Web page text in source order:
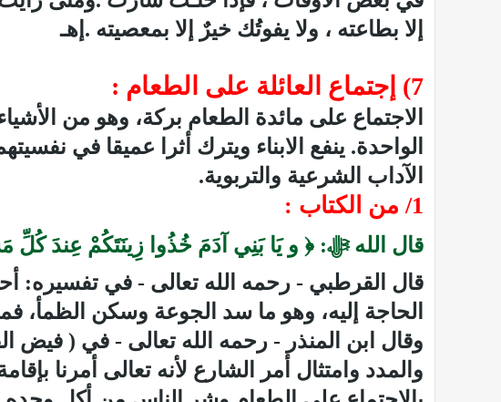
إلا بطاعته ، ولا يفوتُك خيرٌ إلا بمعصيته .إهـ
7) إجتماع العائلة على الطعام :
الاجتماع على مائدة الطعام بركة، وهو من
الواحدة. ينفع الابناء ويترك أثرا عميقا في
الآداب الشرعية والتربوية.
1/ من الكتاب :
قال الله ﷻ: ﴿ و يَا بَنِي آدَمَ خُذُوا زِينَتَكُمْ عِندَ كُلِّ
قال القرطبي - رحمه الله تعالى - في تفسيره:
الحاجة إليه، وهو ما سد الجوعة وسكن
وقال ابن المنذر - رحمه الله تعالى - في ( فيض
والمدد وامتثال أمر الشارع لأنه تعالى أمرنا